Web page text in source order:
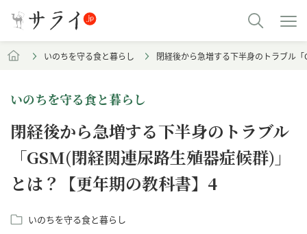
いのちを守る食と暮らし 閉経後から急増する下半身のトラブル
いのちを守る食と暮らし
閉経後から急増する下半身のトラブル
「GSM(閉経関連尿路生殖器症候群)」
とは？【更年期の教科書】4
いのちを守る食と暮らし